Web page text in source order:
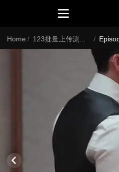
Home / 123批量上传测试批量上传测试批量上21312传测试批量上传测试批量上传测试批量上传测试批量上传测试批量上传测试批量上传测试批量上传测试批量上传测试批量上传测试批量上传测试 /